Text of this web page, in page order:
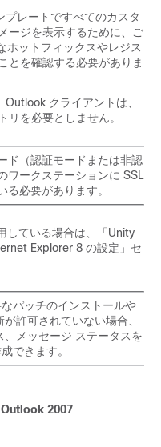
レートですべてのカスタ
ージを表示するために、ご
ホットフィックスやレジス
とを確認する必要がありま
クライアントは、
リを必要としません。
ド（認証モードまたは非認
ワークステーションに SSL
必要があります。
している場合は、「Unity
Explorer 8 の設定」セ
パッチのインストールや
許可されていない場合、
メッセージ ステータスを
できます。
2007